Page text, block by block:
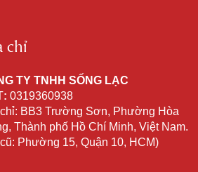
chỉ
TY TNHH SỐNG LẠC
: 0319360938
BB3 Trường Sơn, Phường Hòa
Thành phố Hồ Chí Minh, Việt Nam.
Phường 15, Quận 10, HCM)